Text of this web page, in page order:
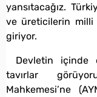
yansıtacağız.
ve üreticilerin milli
giriyor.
Devletin içinde
tavırlar
Mahkemesi’ne